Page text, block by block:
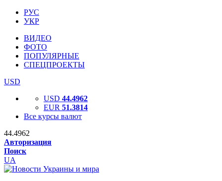
РУС
УКР
ВИДЕО
ФОТО
ПОПУЛЯРНЫЕ
СПЕЦПРОЕКТЫ
USD
USD 44.4962
EUR 51.3814
Все курсы валют
44.4962
Авторизация
Поиск
UA